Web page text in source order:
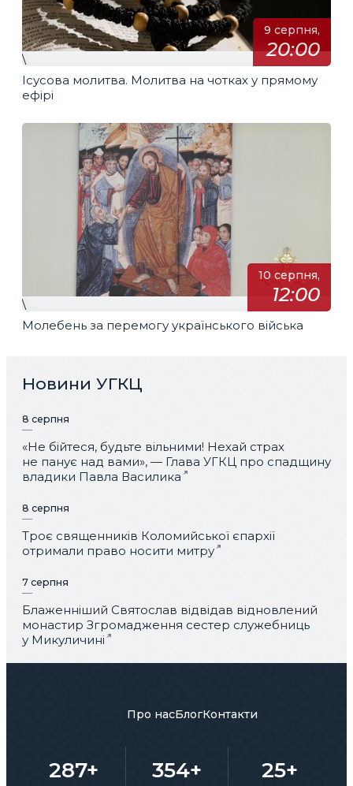
9 серпня,
20:00
\
Ісусова молитва. Молитва на чотках у прямому
ефірі
10 серпня,
12:00
\
Молебень за перемогу українського війська
Новини УГКЦ
8 серпня
«Не бійтеся, будьте вільними! Нехай страх
не панує над вами», — Глава УГКЦ про спадщину
владики Павла Василика
8 серпня
Троє священників Коломийської єпархії
отримали право носити митру
7 серпня
Блаженніший Святослав відвідав відновлений
монастир Згромадження сестер служебниць
у Микуличині
Про насБлогКонтакти
287+ 354+ 25+